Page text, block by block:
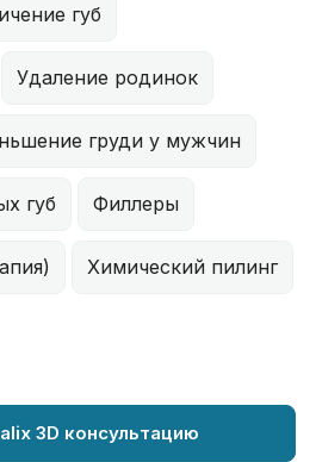
губ
Удаление родинок
груди у мужчин
губ Филлеры
Химический пилинг
3D консультацию